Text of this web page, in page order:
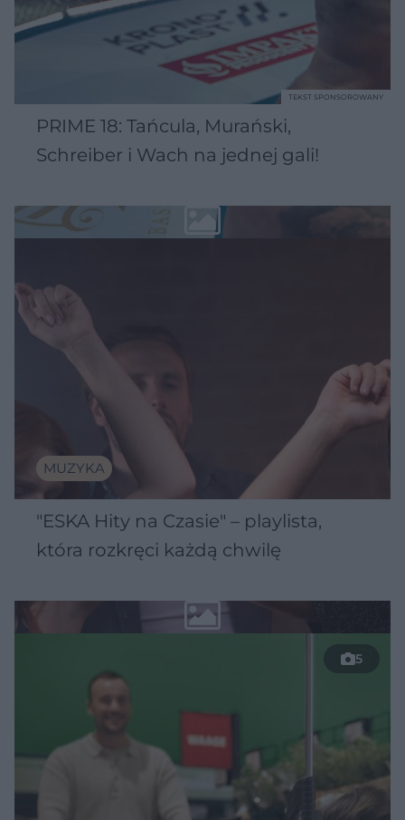
PRIME 18: Tańcula, Murański,
Schreiber i Wach na jednej gali!
TEKST SPONSOROWANY
MUZYKA
"ESKA Hity na Czasie" – playlista,
która rozkręci każdą chwilę
5